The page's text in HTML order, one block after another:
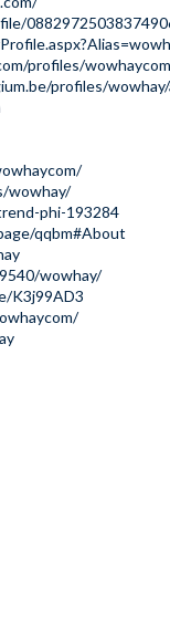
profiles/wowhaycom
profiles/
wowhay/
phi-193284
qqbm#About
wowhay/
K3j99AD3